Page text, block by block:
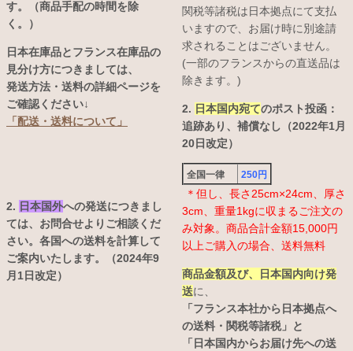
す。（商品手配の時間を除
く。）
日本在庫品とフランス在庫品の
見分け方につきましては、
発送方法・送料の詳細ページを
ご確認ください↓
「配送・送料について」
2. 日本国外への発送につきまし
ては、お問合せよりご相談くだ
さい。各国への送料を計算して
ご案内いたします。（2024年9
月1日改定）
関税等諸税は日本拠点にて支払
いますので、お届け時に別途請
求されることはございません。
(一部のフランスからの直送品は
除きます。)
2. 日本国内宛てのポスト投函：
追跡あり、補償なし（2022年1月
20日改定）
全国一律 250円
＊但し、長さ25cm×24cm、厚さ
3cm、重量1kgに収まるご注文の
み対象。商品合計金額15,000円
以上ご購入の場合、送料無料
商品金額及び、日本国内向け発
送に、
「フランス本社から日本拠点へ
の送料・関税等諸税」と
「日本国内からお届け先への送